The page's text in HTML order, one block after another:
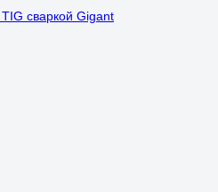
сваркой Gigant